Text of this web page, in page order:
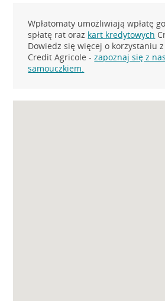
Wpłatomaty umożliwiają wpłatę
spłatę rat oraz kart kredytowych
Dowiedz się więcej o korzystaniu
Credit Agricole -zapoznaj się z
samouczkiem.